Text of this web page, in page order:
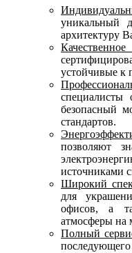
уникальный
архитектуру
Качественное
устойчивые к
специалисты
безопасный
стандартов.
позволяют
источниками
Широкий
для
офисов, а
атмосферы на
Полный